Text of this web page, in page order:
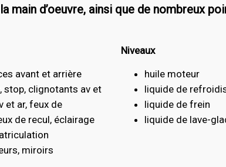
main d’oeuvre, ainsi que de nombreux
avant et arrière
stop, clignotants av et
et ar, feux de
de recul, éclairage
miroirs
Niveaux
huile moteur
liquide de
liquide de frein
liquide de lave-